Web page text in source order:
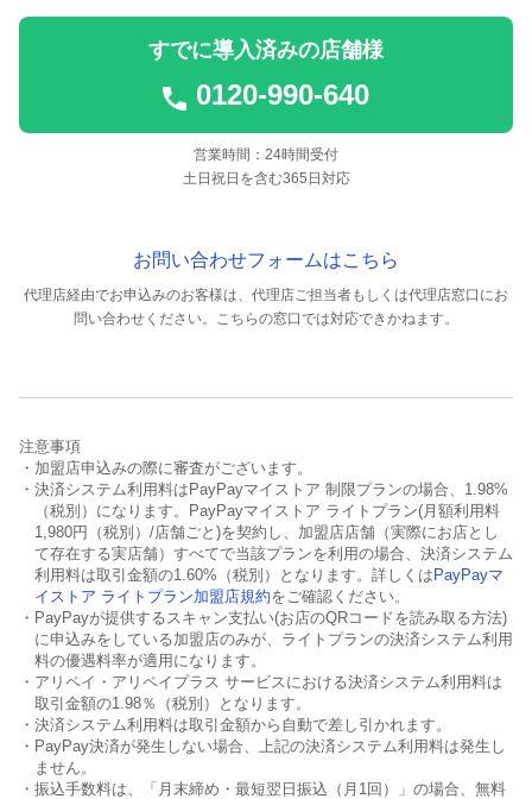
すでに導入済みの店舗様
0120-990-640
営業時間：24時間受付
土日祝日を含む365日対応
お問い合わせフォームはこちら
代理店経由でお申込みのお客様は、代理店ご担当者もしくは代理店窓口にお
問い合わせください。 こちらの窓口では対応できかねます。
注意事項
・加盟店申込みの際に審査がございます。
・決済システム利用料はPayPayマイストア 制限プランの場合、1.98%
（税別）になります。PayPayマイストア ライトプラン(月額利用料
1,980円（税別）/店舗ごと)を契約し、加盟店店舗（実際にお店とし
て存在する実店舗）すべてで当該プランを利用の場合、決済システム
利用料は取引金額の1.60%（税別）となります。詳しくは PayPayマ
イストア ライトプラン加盟店規約をご確認ください。
・PayPayが提供するスキャン支払い(お店のQRコードを読み取る方法)
に申込みをしている加盟店のみが、ライトプランの決済システム利用
料の優遇料率が適用になります。
・アリペイ・アリペイプラス サービスにおける決済システム利用料は
取引金額の1.98％（税別）となります。
・決済システム利用料は取引金額から自動で差し引かれます。
・PayPay決済が発生しない場合、上記の決済システム利用料は発生し
ません。
・振込手数料は、「月末締め・最短翌日振込（月1回）」の場合、無料